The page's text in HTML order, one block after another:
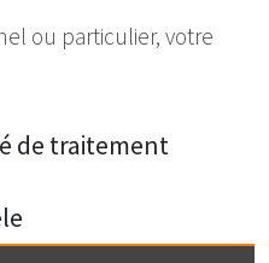
ou particulier, votre
de traitement